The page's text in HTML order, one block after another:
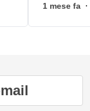
1 mese fa ·